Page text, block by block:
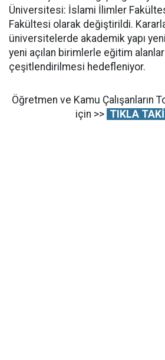
Üniversitesi: İslami İlimler
Fakültesi olarak değiştirildi.
üniversitelerde akademik yapı
yeni açılan birimlerle eğitim
çeşitlendirilmesi hedefleniyor.
Öğretmen ve Kamu Çalışanların
için >> TIKLA